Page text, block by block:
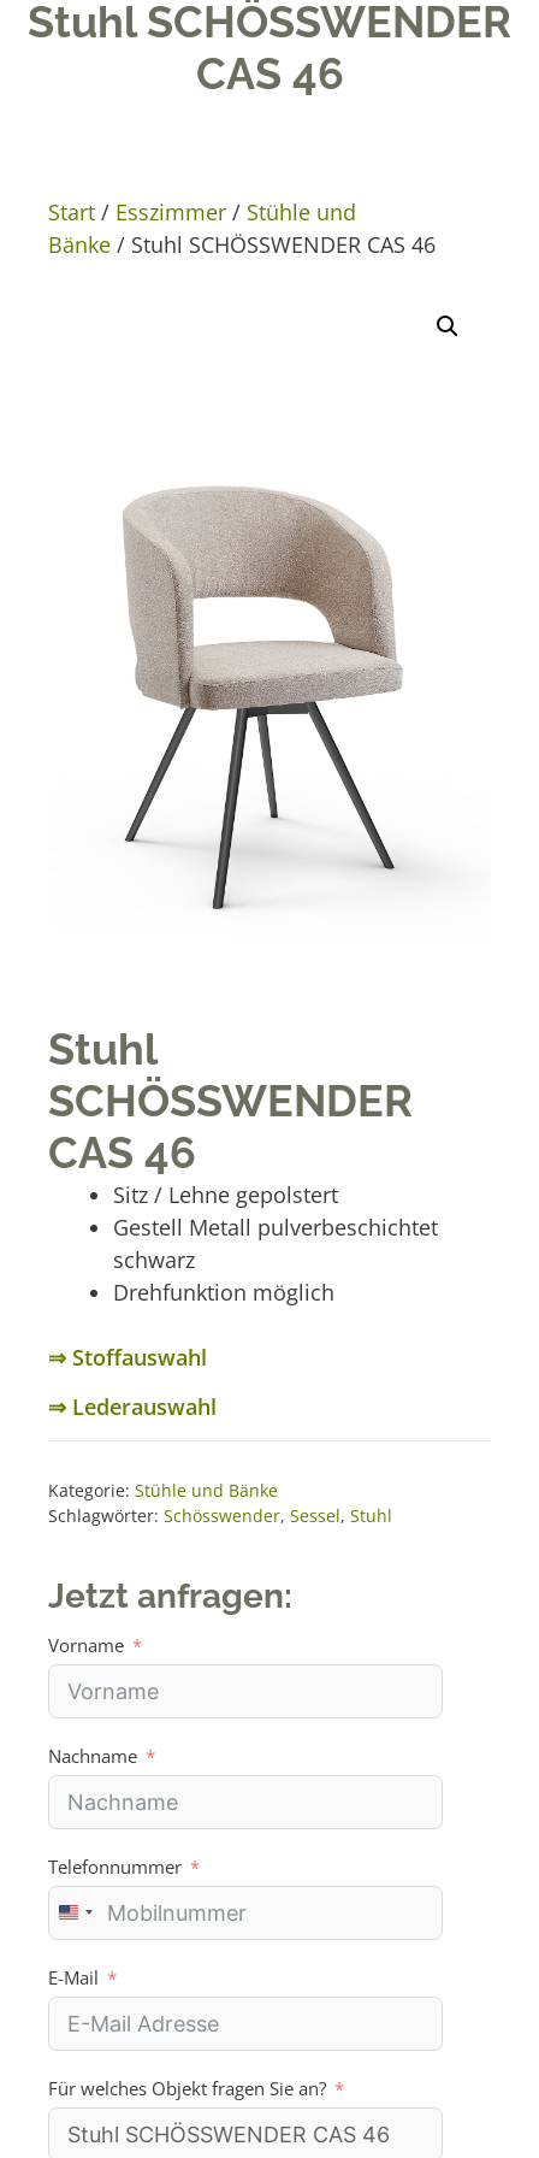
Stuhl SCHÖSSWENDER
CAS 46
Start / Esszimmer / Stühle und
Bänke / Stuhl SCHÖSSWENDER CAS 46
Stuhl
SCHÖSSWENDER
CAS 46
Sitz / Lehne gepolstert
Gestell Metall pulverbeschichtet
schwarz
Drehfunktion möglich
⇒ Stoffauswahl
⇒ Lederauswahl
Kategorie: Stühle und Bänke
Schlagwörter: Schösswender, Sessel, Stuhl
Jetzt anfragen:
Vorname
Nachname
Telefonnummer
U
n
i
t
e
d
t
a
t
E-Mail
Für welches Objekt fragen Sie an?